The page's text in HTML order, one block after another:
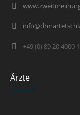
+49 (0) 89 20 4000
Ärzte